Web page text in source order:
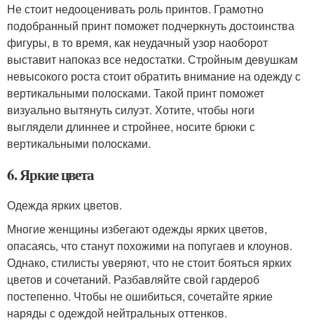
Не стоит недооценивать роль принтов. Грамотно
подобранный принт поможет подчеркнуть достоинства
фигуры, в то время, как неудачный узор наоборот
выставит напоказ все недостатки. Стройным девушкам
невысокого роста стоит обратить внимание на одежду с
вертикальными полосками. Такой принт поможет
визуально вытянуть силуэт. Хотите, чтобы ноги
выглядели длиннее и стройнее, носите брюки с
вертикальными полосками.
6. Яркие цвета
Одежда ярких цветов.
Многие женщины избегают одежды ярких цветов,
опасаясь, что станут похожими на попугаев и клоунов.
Однако, стилисты уверяют, что не стоит бояться ярких
цветов и сочетаний. Разбавляйте свой гардероб
постепенно. Чтобы не ошибиться, сочетайте яркие
наряды с одеждой нейтральных оттенков.